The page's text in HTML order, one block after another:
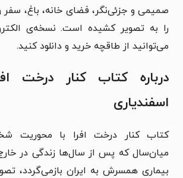
صمیمی و جزئی‌نگر، فضای خانه، باغ،
را به تصویر کشیده است. نسخه‌ی
می‌توانید از طاقچه خرید و دانلود کنید.
درباره کتاب کنار درخت
اسفندیاری
کتاب کنار درخت افرا با محوریت
میان‌سال که پس از سال‌ها زندگی در
بیماری همسرش به ایران بازمی‌گردد،